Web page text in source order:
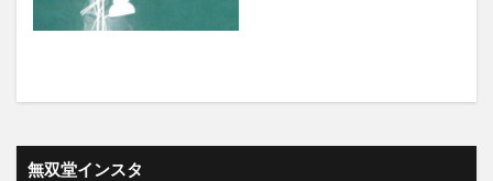
無双堂インスタ